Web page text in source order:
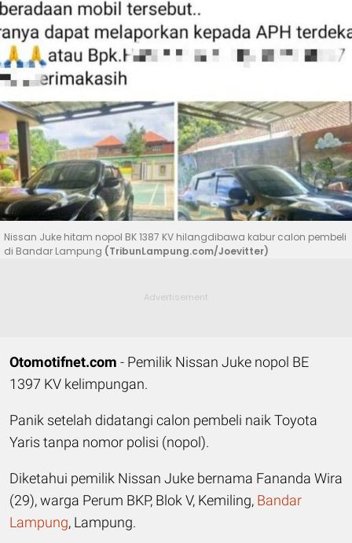
Nissan Juke hitam nopol BK 1387 KV hilangdibawa kabur calon pembeli
di Bandar Lampung (TribunLampung.com/Joevitter)
Otomotifnet.com - Pemilik Nissan Juke nopol BE
1397 KV kelimpungan.
Panik setelah didatangi calon pembeli naik Toyota
Yaris tanpa nomor polisi (nopol).
Diketahui pemilik Nissan Juke bernama Fananda Wira
(29), warga Perum BKP, Blok V, Kemiling, Bandar
Lampung, Lampung.